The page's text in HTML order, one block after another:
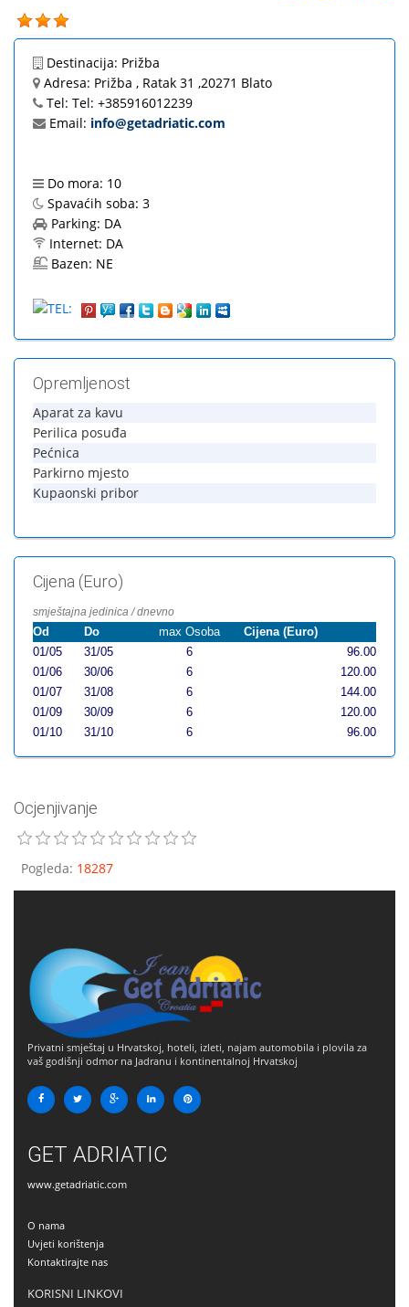
Destinacija: Prižba
Adresa: Prižba , Ratak 31 ,20271 Blato
Tel: Tel: +385916012239
Email: info@getadriatic.com
Do mora: 10
Spavaćih soba: 3
Parking: DA
Internet: DA
Bazen: NE
Opremljenost
Aparat za kavu
Perilica posuđa
Pećnica
Parkirno mjesto
Kupaonski pribor
Cijena (Euro)
smještajna jedinica / dnevno
Od Do max Osoba
Cijena (Euro)
01/05
31/05 6
96.00
01/06
30/06 6
120.00
01/07
31/08 6
144.00
01/09
30/09 6
120.00
01/10
31/10 6 96.00
Ocjenjivanje
Pogleda: 18287
Privatni smještaj u Hrvatskoj, hoteli, izleti, najam automobila i plovila za
vaš godišnji odmor na Jadranu i kontinentalnoj Hrvatskoj
GET ADRIATIC
www.getadriatic.com
O nama
Uvjeti korištenja
Kontaktirajte nas
KORISNI LINKOVI